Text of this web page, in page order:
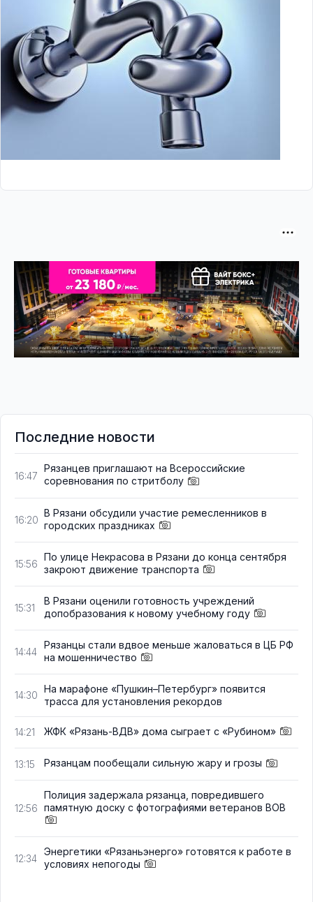
Последние новости
16:47
Рязанцев приглашают на Всероссийские
соревнования по стритболу
16:20
В Рязани обсудили участие ремесленников в
городских праздниках
15:56
По улице Некрасова в Рязани до конца сентября
закроют движение транспорта
15:31
В Рязани оценили готовность учреждений
допобразования к новому учебному году
14:44
Рязанцы стали вдвое меньше жаловаться в ЦБ РФ
на мошенничество
14:30
На марафоне «Пушкин–Петербург» появится
трасса для установления рекордов
14:21 ЖФК «Рязань-ВДВ» дома сыграет с «Рубином»
13:15 Рязанцам пообещали сильную жару и грозы
12:56
Полиция задержала рязанца, повредившего
памятную доску с фотографиями ветеранов ВОВ
12:34
Энергетики «Рязаньэнерго» готовятся к работе в
условиях непогоды